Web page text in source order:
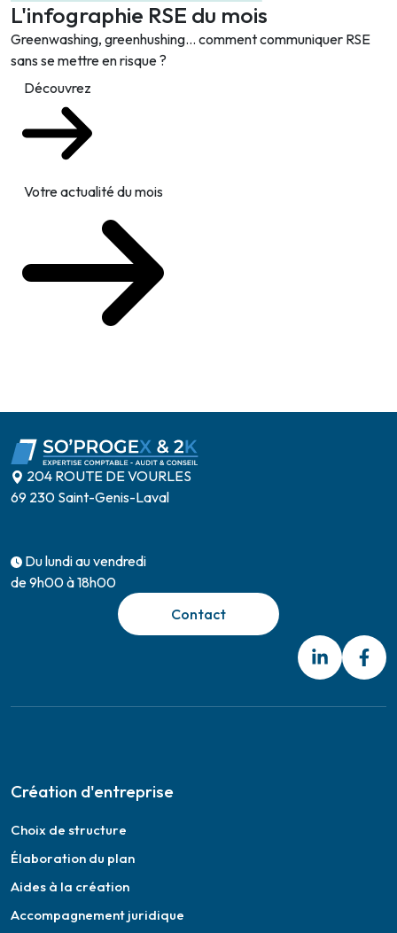
L'infographie RSE du mois
Greenwashing, greenhushing… comment communiquer RSE
sans se mettre en risque ?
Découvrez
Votre actualité du mois
204 ROUTE DE VOURLES
69 230 Saint-Genis-Laval
Du lundi au vendredi
de 9h00 à 18h00
Contact
Création d'entreprise
Choix de structure
Élaboration du plan
Aides à la création
Accompagnement juridique